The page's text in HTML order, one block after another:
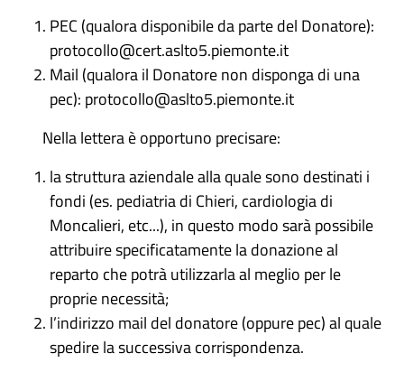
PEC (qualora disponibile da parte del Donatore):
protocollo@cert.aslto5.piemonte.it
Mail (qualora il Donatore non disponga di una
pec): protocollo@aslto5.piemonte.it
Nella lettera è opportuno precisare:
la struttura aziendale alla quale sono destinati i
fondi (es. pediatria di Chieri, cardiologia di
Moncalieri, etc...), in questo modo sarà possibile
attribuire specificatamente la donazione al
reparto che potrà utilizzarla al meglio per le
proprie necessità;
l’indirizzo mail del donatore (oppure pec) al quale
spedire la successiva corrispondenza.